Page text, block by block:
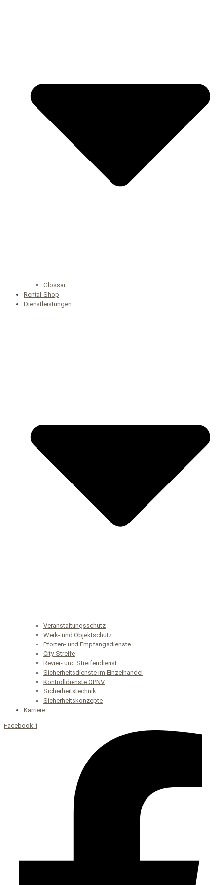
Glossar
Rental-Shop
Dienstleistungen
Veranstaltungsschutz
Werk- und Objektschutz
Pforten- und Empfangsdienste
City-Streife
Revier- und Streifendienst
Sicherheitsdienste im Einzelhandel
Kontrolldienste ÖPNV
Sicherheitstechnik
Sicherheitskonzepte
Karriere
Facebook-f